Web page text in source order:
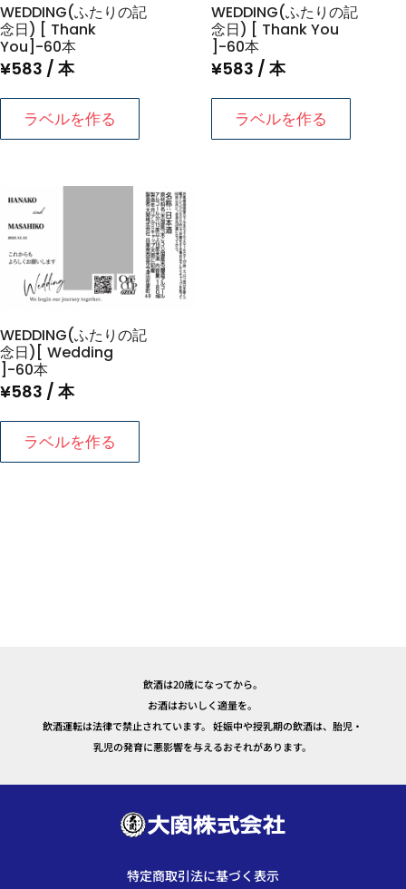
WEDDING(ふたりの記
念日) [ Thank
You]-60本
¥583 / 本
ラベルを作る
WEDDING(ふたりの記
念日) [ Thank You
]-60本
¥583 / 本
ラベルを作る
WEDDING(ふたりの記
念日)[ Wedding
]-60本
¥583 / 本
ラベルを作る
飲酒は20歳になってから。
お酒はおいしく適量を。
飲酒運転は法律で禁止されています。 妊娠中や授乳期の飲酒は、胎児・
乳児の発育に悪影響を与えるおそれがあります。
特定商取引法に基づく表示